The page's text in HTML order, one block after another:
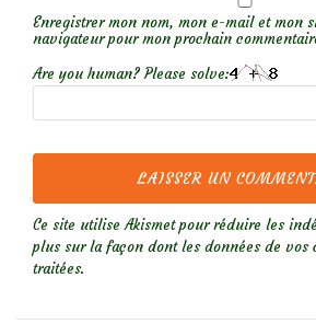
Enregistrer mon nom, mon e-mail et mon
navigateur pour mon prochain
Are you human? Please solve:
Ce site utilise Akismet pour réduire les
plus sur la façon dont les données de vos
traitées.